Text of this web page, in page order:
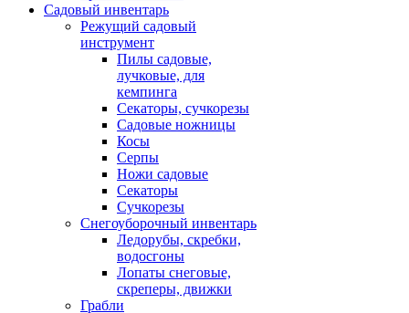
Садовый инвентарь
Режущий садовый
инструмент
Пилы садовые,
лучковые, для
кемпинга
Секаторы, сучкорезы
Садовые ножницы
Косы
Серпы
Ножи садовые
Секаторы
Сучкорезы
Снегоуборочный инвентарь
Ледорубы, скребки,
водосгоны
Лопаты снеговые,
скреперы, движки
Грабли